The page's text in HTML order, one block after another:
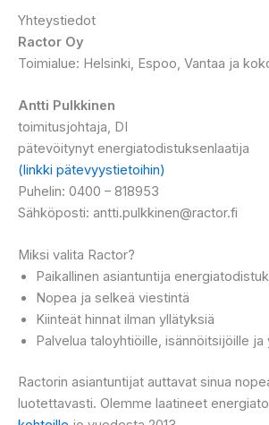
Yhteystiedot
Ractor Oy
Toimialue: Helsinki, Espoo, Vantaa ja
Antti Pulkkinen
toimitusjohtaja, DI
pätevöitynyt energiatodistuksenlaatija
(linkki pätevyystietoihin)
Puhelin: 0400 – 818953
Sähköposti: antti.pulkkinen@ractor.fi
Miksi valita Ractor?
Paikallinen asiantuntija
Nopea ja selkeä viestintä
Kiinteät hinnat ilman yllätyksiä
Palvelua taloyhtiöille, isännöitsijöille
Ractorin asiantuntijat auttavat sinua
luotettavasti. Olemme laatineet